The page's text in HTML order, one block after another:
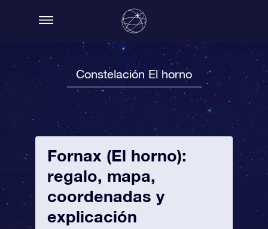
Constelación El horno
Fornax (El horno):
regalo, mapa,
coordenadas y
explicación